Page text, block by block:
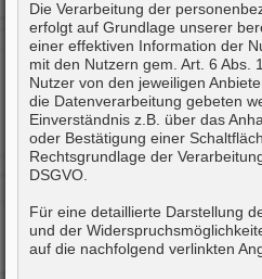
Die Verarbeitung der
erfolgt auf Grundlage unserer
einer effektiven Information der
mit den Nutzern gem. Art. 6 Abs.
Nutzer von den jeweiligen
die Datenverarbeitung gebeten
Einverständnis z.B. über das
oder Bestätigung einer
Rechtsgrundlage der
DSGVO.
Für eine detaillierte Darstellung
und der
auf die nachfolgend verlinkten